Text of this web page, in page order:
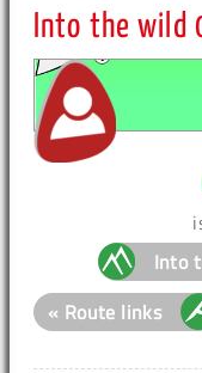
Into the wild
Into
« Route links